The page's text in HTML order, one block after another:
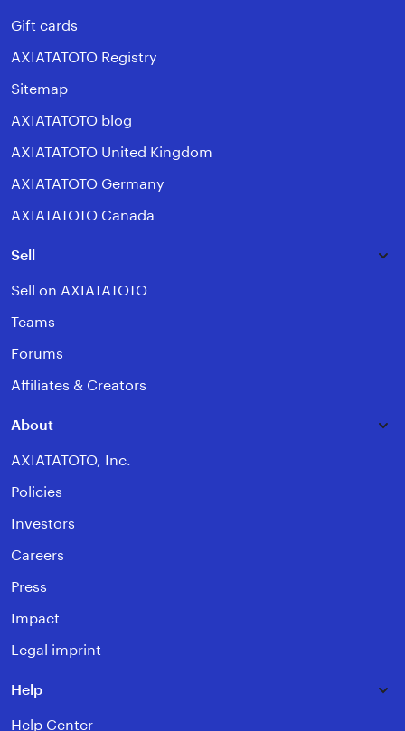
Gift cards
AXIATATOTO Registry
Sitemap
AXIATATOTO blog
AXIATATOTO United Kingdom
AXIATATOTO Germany
AXIATATOTO Canada
Sell
Sell on AXIATATOTO
Teams
Forums
Affiliates & Creators
About
AXIATATOTO, Inc.
Policies
Investors
Careers
Press
Impact
Legal imprint
Help
Help Center